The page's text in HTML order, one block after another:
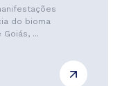
do bioma
...